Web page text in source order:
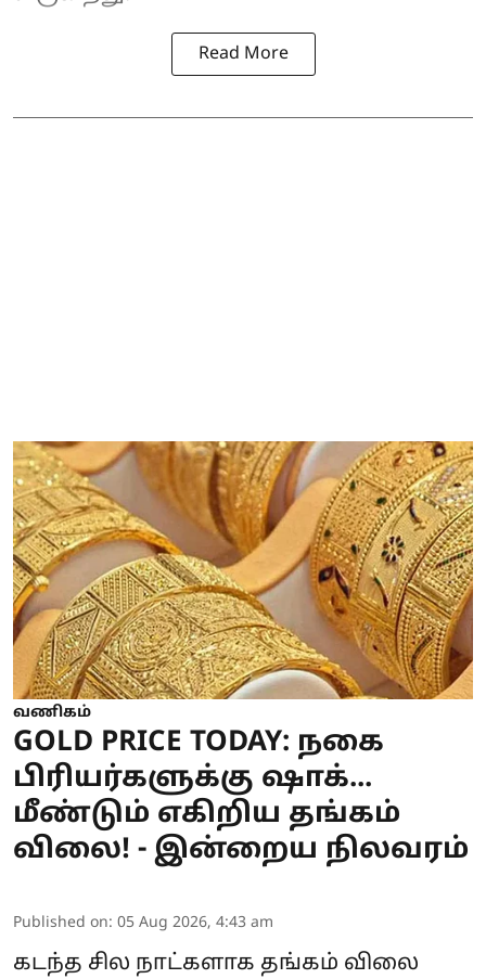
Read More
வணிகம்
GOLD PRICE TODAY: நகை
பிரியர்களுக்கு ஷாக்...
மீண்டும் எகிறிய தங்கம்
விலை! - இன்றைய நிலவரம்
Published on: 05 Aug 2026, 4:43 am
கடந்த சில நாட்களாக தங்கம் விலை